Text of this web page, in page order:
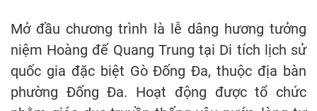
Mở đầu chương trình là lễ dâng hương tưởng
niệm Hoàng đế Quang Trung tại Di tích lịch sử
quốc gia đặc biệt Gò Đống Đa, thuộc địa bàn
phường Đống Đa. Hoạt động được tổ chức